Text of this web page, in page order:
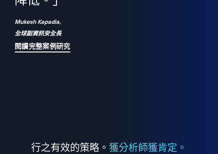
Mukesh Kapadia,
全球副資訊安全長
閱讀完整案例研究
行之有效的策略。 獲分析師獲肯定。